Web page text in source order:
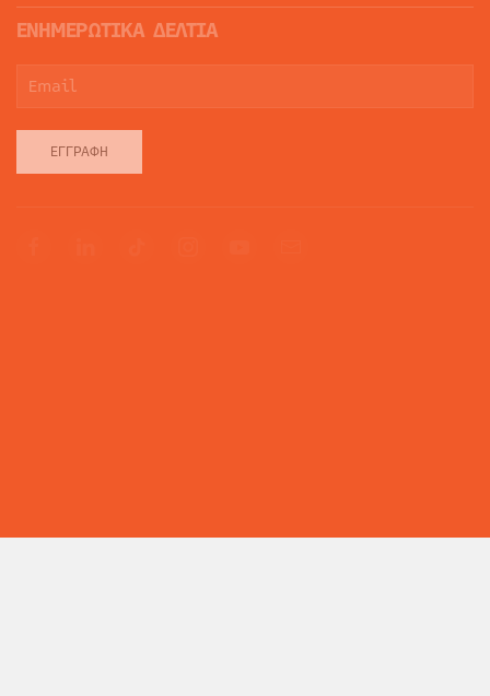
ΕΝΗΜΕΡΩΤΙΚΑ ΔΕΛΤΙΑ
ΕΓΓΡΑΦΉ